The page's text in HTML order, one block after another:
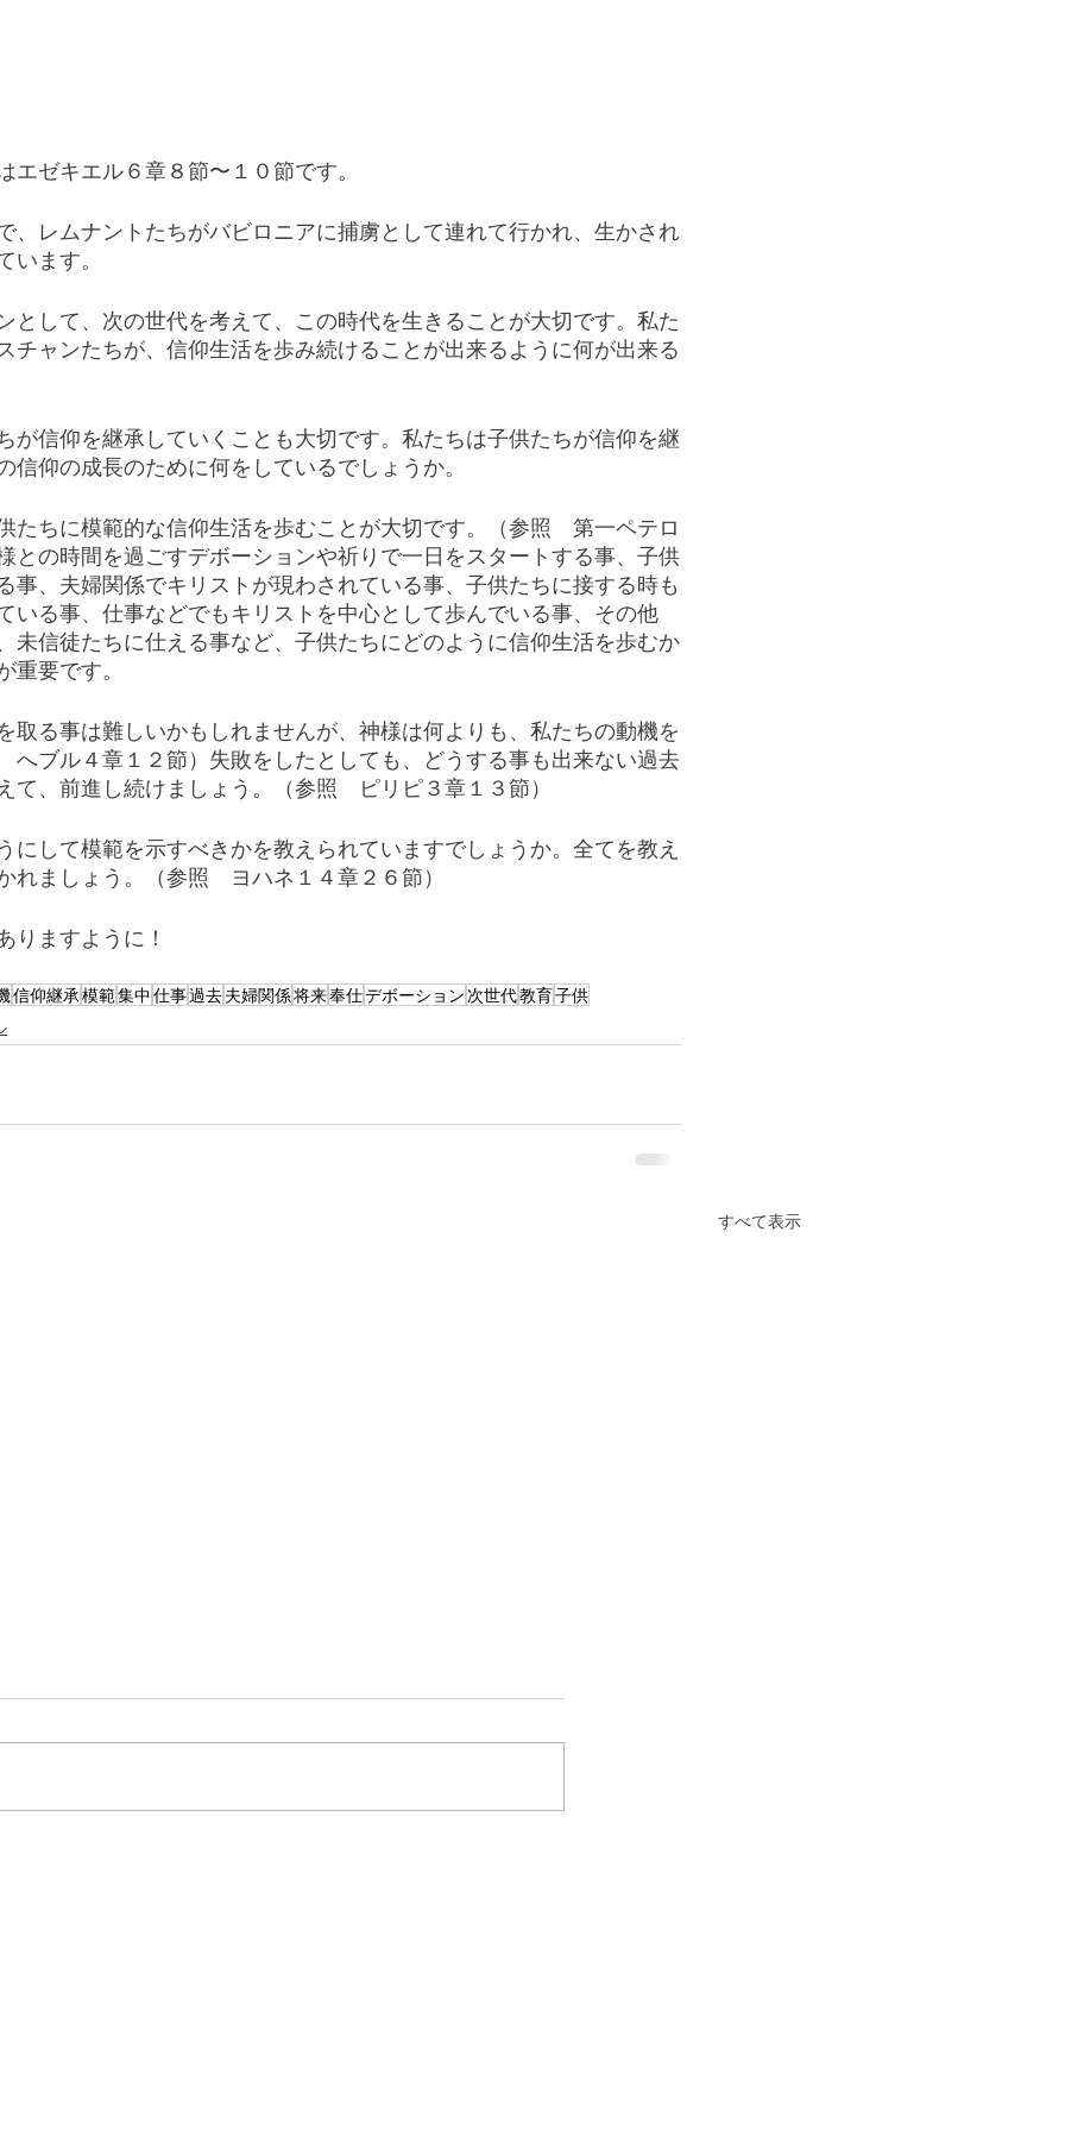
エゼキエル６章８節〜１０節です。
、レムナントたちがバビロニアに捕虜として連れて行かれ、生かされ
ます。
として、次の世代を考えて、この時代を生きることが大切です。私た
チャンたちが、信仰生活を歩み続けることが出来るように何が出来る
が信仰を継承していくことも大切です。私たちは子供たちが信仰を継
信仰の成長のために何をしているでしょうか。
たちに模範的な信仰生活を歩むことが大切です。（参照　第一ペテロ
との時間を過ごすデボーションや祈りで一日をスタートする事、子供
事、夫婦関係でキリストが現わされている事、子供たちに接する時も
いる事、仕事などでもキリストを中心として歩んでいる事、その他
未信徒たちに仕える事など、子供たちにどのように信仰生活を歩むか
重要です。
取る事は難しいかもしれませんが、神様は何よりも、私たちの動機を
へブル４章１２節）失敗をしたとしても、どうする事も出来ない過去
て、前進し続けましょう。（参照　ピリピ３章１３節）
にして模範を示すべきかを教えられていますでしょうか。全てを教え
れましょう。（参照　ヨハネ１４章２６節）
りますように！
信仰継承模範集中仕事過去夫婦関係将来奉仕デボーション 次世代教育子供
すべて表示